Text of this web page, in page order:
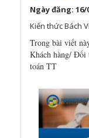
Ngày đăng: 16/
Kiến thức Bách
Trong bài viết
Khách hàng/ Đối
toán TT